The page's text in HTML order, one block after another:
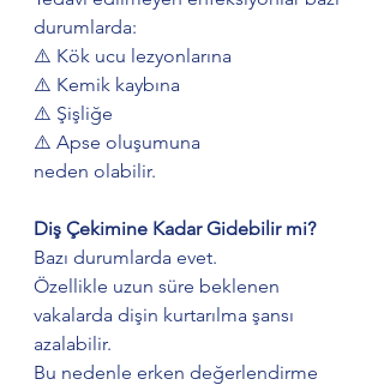
durumlarda:
⚠️ Kök ucu lezyonlarına
⚠️ Kemik kaybına
⚠️ Şişliğe
⚠️ Apse oluşumuna
neden olabilir.
Diş Çekimine Kadar Gidebilir mi?
Bazı durumlarda evet.
Özellikle uzun süre beklenen
vakalarda dişin kurtarılma şansı
azalabilir.
Bu nedenle erken değerlendirme